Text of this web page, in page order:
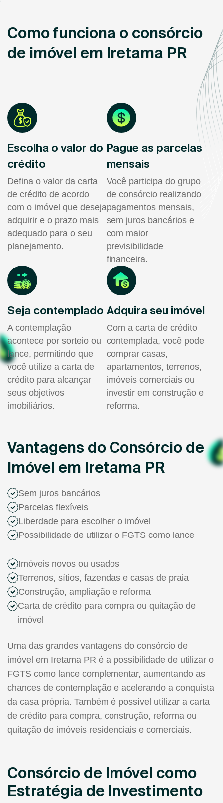
Como funciona o consórcio
de imóvel em Iretama PR
Escolha o valor do
crédito
Defina o valor da carta
de crédito de acordo
com o imóvel que deseja
adquirir e o prazo mais
adequado para o seu
planejamento.
Pague as parcelas
mensais
Você participa do grupo
de consórcio realizando
pagamentos mensais,
sem juros bancários e
com maior
previsibilidade
financeira.
Seja contemplado
A contemplação
acontece por sorteio ou
lance, permitindo que
você utilize a carta de
crédito para alcançar
seus objetivos
imobiliários.
Adquira seu imóvel
Com a carta de crédito
contemplada, você pode
comprar casas,
apartamentos, terrenos,
imóveis comerciais ou
investir em construção e
reforma.
Vantagens do Consórcio de
Imóvel em Iretama PR
Sem juros bancários
Parcelas flexíveis
Liberdade para escolher o imóvel
Possibilidade de utilizar o FGTS como lance
Imóveis novos ou usados
Terrenos, sítios, fazendas e casas de praia
Construção, ampliação e reforma
Carta de crédito para compra ou quitação de
imóvel
Uma das grandes vantagens do consórcio de
imóvel em Iretama PR é a possibilidade de utilizar o
FGTS como lance complementar, aumentando as
chances de contemplação e acelerando a conquista
da casa própria. Também é possível utilizar a carta
de crédito para compra, construção, reforma ou
quitação de imóveis residenciais e comerciais.
Consórcio de Imóvel como
Estratégia de Investimento